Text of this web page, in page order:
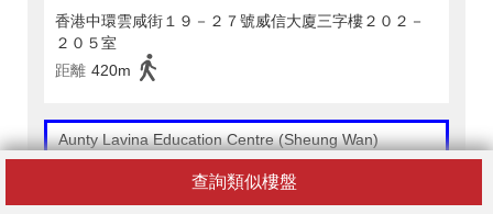
查詢類似樓盤
香港中環雲咸街１９－２７號威信大廈三字樓２０２－
２０５室
距離 420m
Aunty Lavina Education Centre (Sheung Wan)
香港上環皇后大道中３０５－３１３號永業中心１樓Ａ
室